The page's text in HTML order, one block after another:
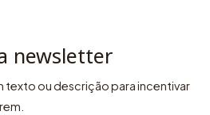
newsletter
texto ou descrição para incentivar